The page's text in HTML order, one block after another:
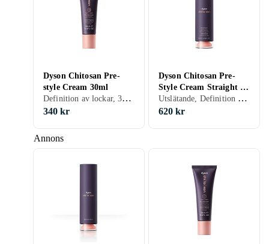
Annons
Dyson Chitosan Pre-
style Cream 30ml
Definition av lockar, 30 ml/g
340 kr
Dyson Chitosan Pre-
Style Cream Straight to
Wavy light conditioning
100ml
Utslätande, Definition av lockar, Rakt hår
620 kr